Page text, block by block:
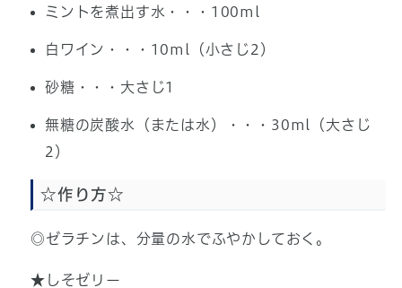
ミントを煮出す水・・・100ml
白ワイン・・・10ml（小さじ2）
砂糖・・・大さじ1
無糖の炭酸水（または水）・・・30ml（大さじ
2）
☆作り方☆
◎ゼラチンは、分量の水でふやかしておく。
★しそゼリー